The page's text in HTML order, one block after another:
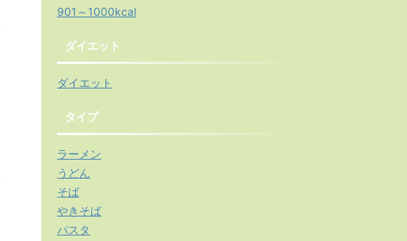
901～1000kcal
ダイエット
ダイエット
タイプ
ラーメン
うどん
そば
やきそば
パスタ